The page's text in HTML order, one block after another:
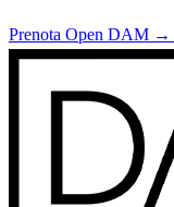
Prenota Open DAM →